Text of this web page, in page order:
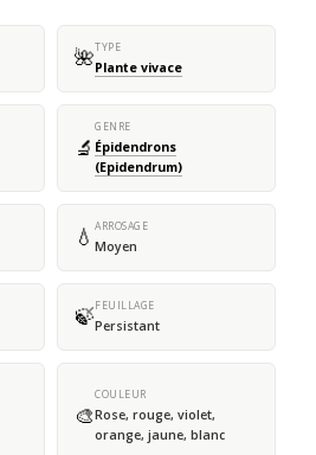
🌺TYPE
Plante vivace
🔬
GENRE
Épidendrons
(Epidendrum)
💧 ARROSAGE
Moyen
🍃FEUILLAGE
Persistant
🎨
COULEUR
Rose, rouge, violet,
orange, jaune, blanc